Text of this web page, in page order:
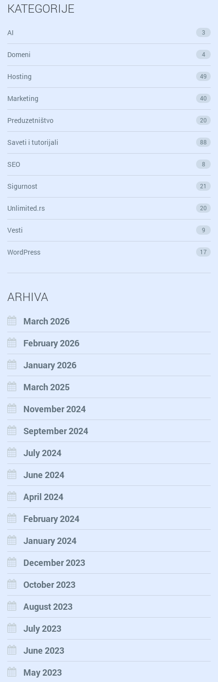
KATEGORIJE
AI 3
Domeni 4
Hosting 49
Marketing 40
Preduzetništvo 20
Saveti i tutorijali 88
SEO 8
Sigurnost 21
Unlimited.rs 20
Vesti 9
WordPress 17
ARHIVA
March 2026
February 2026
January 2026
March 2025
November 2024
September 2024
July 2024
June 2024
April 2024
February 2024
January 2024
December 2023
October 2023
August 2023
July 2023
June 2023
May 2023